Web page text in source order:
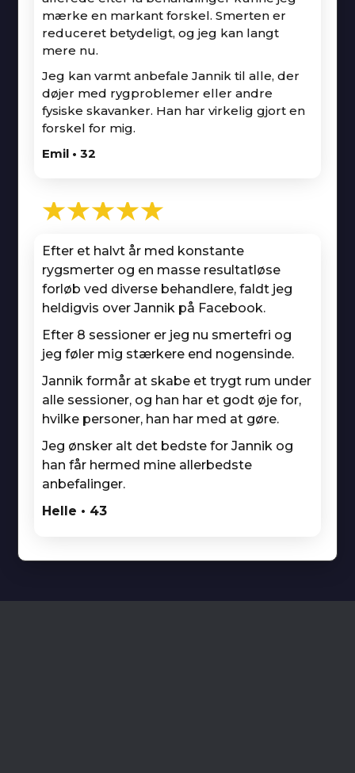
mærke en markant forskel. Smerten er
reduceret betydeligt, og jeg kan langt
mere nu.
Jeg kan varmt anbefale Jannik til alle, der
døjer med rygproblemer eller andre
fysiske skavanker. Han har virkelig gjort en
forskel for mig.
Emil • 32
★★★★★
Efter et halvt år med konstante
rygsmerter og en masse resultatløse
forløb ved diverse behandlere, faldt jeg
heldigvis over Jannik på Facebook.
Efter 8 sessioner er jeg nu smertefri og
jeg føler mig stærkere end nogensinde.
Jannik formår at skabe et trygt rum under
alle sessioner, og han har et godt øje for,
hvilke personer, han har med at gøre.
Jeg ønsker alt det bedste for Jannik og
han får hermed mine allerbedste
anbefalinger.
Helle • 43